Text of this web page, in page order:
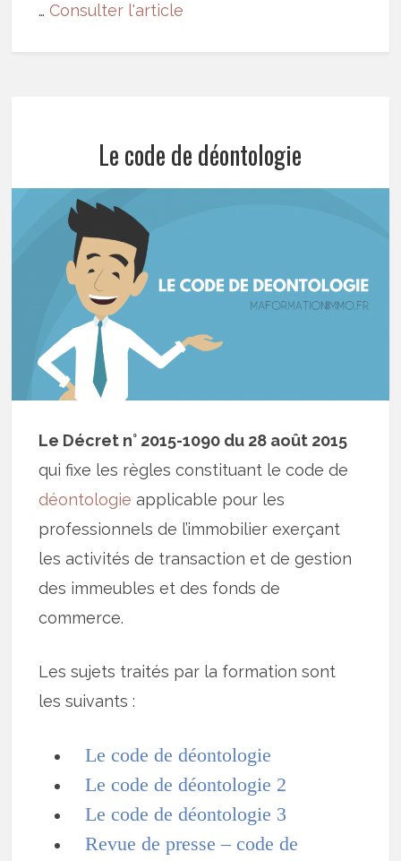
…Consulter l'article
Le code de déontologie
Le Décret n° 2015-1090 du 28 août 2015
qui fixe les règles constituant le code de
déontologie applicable pour les
professionnels de l’immobilier exerçant
les activités de transaction et de gestion
des immeubles et des fonds de
commerce.
Les sujets traités par la formation sont
les suivants :
Le code de déontologie
Le code de déontologie 2
Le code de déontologie 3
Revue de presse – code de